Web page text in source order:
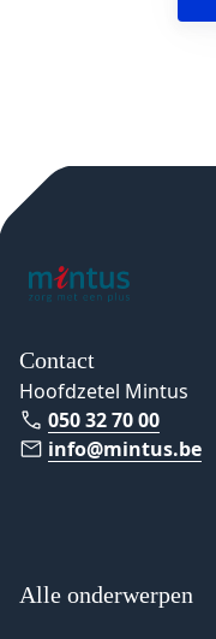
Contact
Hoofdzetel Mintus
050 32 70 00
info@mintus.be
Alle onderwerpen